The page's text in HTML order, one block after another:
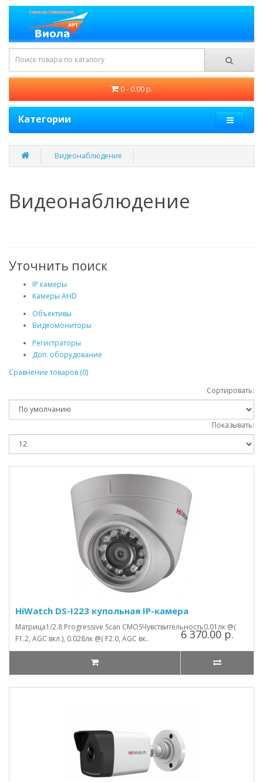
0 - 0.00 р.
Категории
Видеонаблюдение
Видеонаблюдение
Уточнить поиск
IP камеры
Камеры AHD
Объективы
Видеомониторы
Регистраторы
Доп. оборудование
Сравнение товаров (0)
Сортировать:
Показывать:
HiWatch DS-I223 купольная IP-камера
Матрица1/2.8 Progressive Scan CMOSЧувствительность0.01лк @(
F1.2, AGC вкл.), 0.028лк @( F2.0, AGC вк..
6 370.00 р.